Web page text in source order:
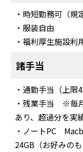
・時短勤務可（規
・服装自由
・福利厚生施設利
諸手当
・通勤手当（上限4
・残業手当 ※毎
あり、超過分を実
・ノートPC
24GB（お好みのも